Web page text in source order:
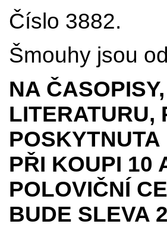
Číslo 3882.
Šmouhy jsou
NA
LITERATURU,
POSKYTNUTA
PŘI KOUPI 10
POLOVIČNÍ
BUDE SLEVA